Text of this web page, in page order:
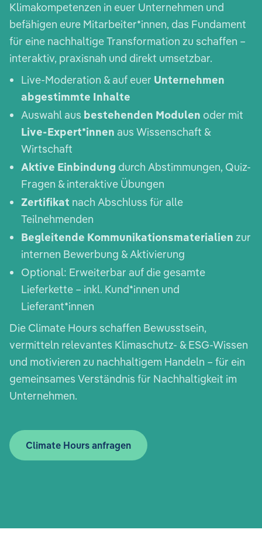
Klimakompetenzen in euer Unternehmen und
befähigen eure Mitarbeiter*innen, das Fundament
für eine nachhaltige Transformation zu schaffen –
interaktiv, praxisnah und direkt umsetzbar.
Live-Moderation & auf euer Unternehmen
abgestimmte Inhalte
Auswahl aus bestehenden Modulen oder mit
Live-Expert*innen aus Wissenschaft &
Wirtschaft
Aktive Einbindung durch Abstimmungen, Quiz-
Fragen & interaktive Übungen
Zertifikat nach Abschluss für alle
Teilnehmenden
Begleitende Kommunikationsmaterialien zur
internen Bewerbung & Aktivierung
Optional: Erweiterbar auf die gesamte
Lieferkette – inkl. Kund*innen und
Lieferant*innen
Die Climate Hours schaffen Bewusstsein,
vermitteln relevantes Klimaschutz- & ESG-Wissen
und motivieren zu nachhaltigem Handeln – für ein
gemeinsames Verständnis für Nachhaltigkeit im
Unternehmen.
Climate Hours anfragen